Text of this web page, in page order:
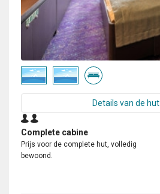
Details van de hut
Complete cabine
Prijs voor de complete hut, volledig
bewoond.